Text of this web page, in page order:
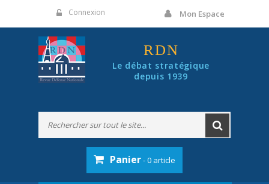
Connexion Mon Espace
RDN
Le débat stratégique
depuis 1939
Panier- 0 article